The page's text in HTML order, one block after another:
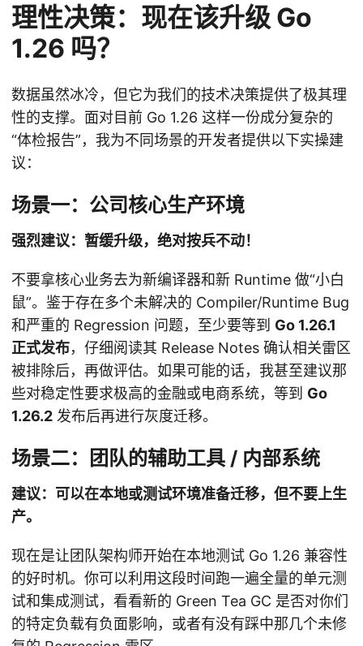
理性决策：现在该升级 Go
1.26 吗？
数据虽然冰冷，但它为我们的技术决策提供了极其理
性的支撑。面对目前 Go 1.26 这样一份成分复杂的
“体检报告”，我为不同场景的开发者提供以下实操建
议：
场景一：公司核心生产环境
强烈建议：暂缓升级，绝对按兵不动！
不要拿核心业务去为新编译器和新 Runtime 做“小白
鼠”。鉴于存在多个未解决的 Compiler/Runtime Bug
和严重的 Regression 问题，至少要等到 Go 1.26.1
正式发布，仔细阅读其 Release Notes 确认相关雷区
被排除后，再做评估。如果可能的话，我甚至建议那
些对稳定性要求极高的金融或电商系统，等到 Go
1.26.2 发布后再进行灰度迁移。
场景二：团队的辅助工具 / 内部系统
建议：可以在本地或测试环境准备迁移，但不要上生
产。
现在是让团队架构师开始在本地测试 Go 1.26 兼容性
的好时机。你可以利用这段时间跑一遍全量的单元测
试和集成测试，看看新的 Green Tea GC 是否对你们
的特定负载有负面影响，或者有没有踩中那几个未修